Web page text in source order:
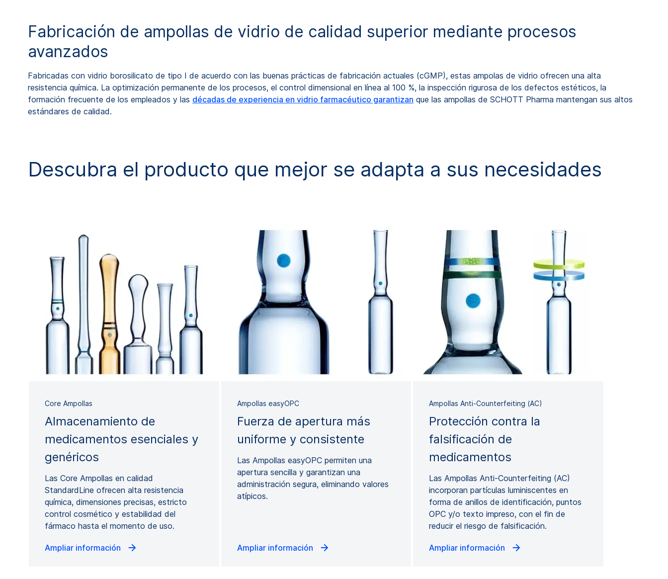
Fabricación de ampollas de vidrio de calidad superior mediante procesos
avanzados
Fabricadas con vidrio borosilicato de tipo I de acuerdo con las buenas prácticas de fabricación actuales (cGMP), estas ampolas de vidrio ofrecen una alta
resistencia química. La optimización permanente de los procesos, el control dimensional en línea al 100 %, la inspección rigurosa de los defectos estéticos, la
formación frecuente de los empleados y las décadas de experiencia en vidrio farmacéutico garantizan que las ampollas de SCHOTT Pharma mantengan sus altos
estándares de calidad.
Descubra el producto que mejor se adapta a sus necesidades
Core Ampollas
Almacenamiento de
medicamentos esenciales y
genéricos
Las Core Ampollas en calidad
StandardLine ofrecen alta resistencia
química, dimensiones precisas, estricto
control cosmético y estabilidad del
fármaco hasta el momento de uso.
Ampliar información
Ampollas easyOPC
Fuerza de apertura más
uniforme y consistente
Las Ampollas easyOPC permiten una
apertura sencilla y garantizan una
administración segura, eliminando valores
atípicos.
Ampliar información
Ampollas Anti-Counterfeiting (AC)
Protección contra la
falsificación de
medicamentos
Las Ampollas Anti-Counterfeiting (AC)
incorporan partículas luminiscentes en
forma de anillos de identificación, puntos
OPC y/o texto impreso, con el fin de
reducir el riesgo de falsificación.
Ampliar información